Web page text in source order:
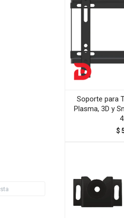
Soporte para
Plasma, 3D y
$